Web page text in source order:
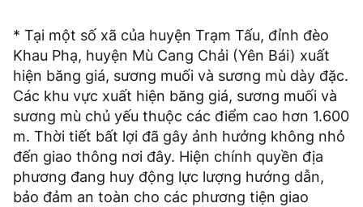
* Tại một số xã của huyện Trạm Tấu, đỉnh đèo
Khau Phạ, huyện Mù Cang Chải (Yên Bái) xuất
hiện băng giá, sương muối và sương mù dày đặc.
Các khu vực xuất hiện băng giá, sương muối và
sương mù chủ yếu thuộc các điểm cao hơn 1.600
m. Thời tiết bất lợi đã gây ảnh hưởng không nhỏ
đến giao thông nơi đây. Hiện chính quyền địa
phương đang huy động lực lượng hướng dẫn,
bảo đảm an toàn cho các phương tiện giao